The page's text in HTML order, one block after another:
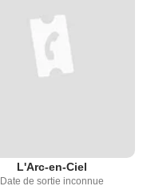
L'Arc-en-Ciel
Date de sortie inconnue